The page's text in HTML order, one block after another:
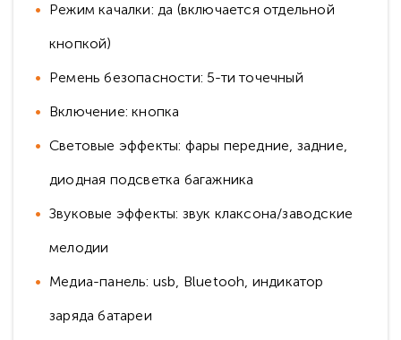
Режим качалки: да (включается отдельной
кнопкой)
Ремень безопасности: 5-ти точечный
Включение: кнопка
Световые эффекты: фары передние, задние,
диодная подсветка багажника
Звуковые эффекты: звук клаксона/заводские
мелодии
Медиа-панель: usb, Bluetooh, индикатор
заряда батареи